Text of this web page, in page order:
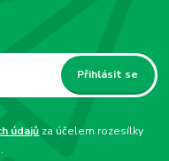
Přihlásit se
údajů za účelem rozesílky